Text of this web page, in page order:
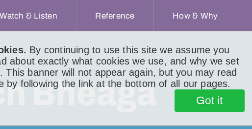
By continuing to use this site we assume you
about exactly what cookies we use, and why we set
. This banner will not appear again, but you may read
by following the link at the bottom of all our pages.
Got it
Watch & Listen Reference How & Why
1033
Bheaga